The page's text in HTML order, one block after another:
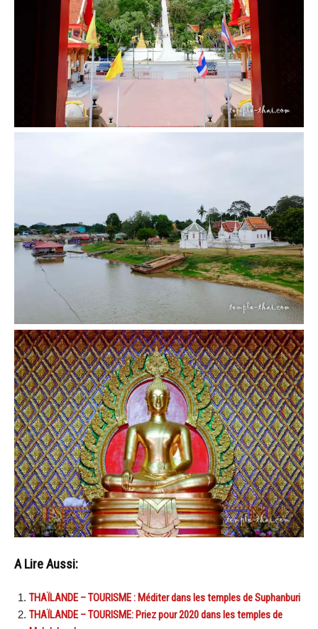
A Lire Aussi:
THAÏLANDE – TOURISME : Méditer dans les temples de Suphanburi
THAÏLANDE – TOURISME: Priez pour 2020 dans les temples de